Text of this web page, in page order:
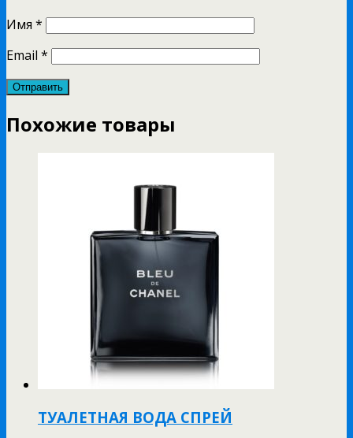
Имя *
Email *
Похожие товары
ТУАЛЕТНАЯ ВОДА СПРЕЙ